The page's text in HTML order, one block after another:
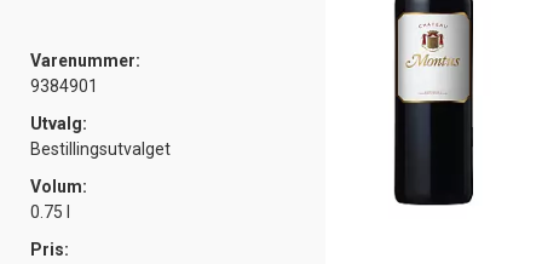
Varenummer:
9384901
Utvalg:
Bestillingsutvalget
Volum:
0.75 l
Pris: